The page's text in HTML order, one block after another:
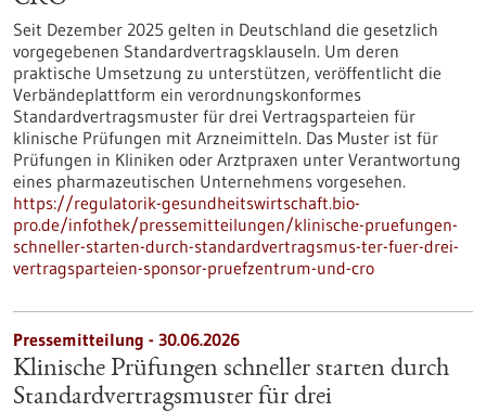
Seit Dezember 2025 gelten in Deutschland die gesetzlich
vorgegebenen Standardvertragsklauseln. Um deren
praktische Umsetzung zu unterstützen, veröffentlicht die
Verbändeplattform ein verordnungskonformes
Standardvertragsmuster für drei Vertragsparteien für
klinische Prüfungen mit Arzneimitteln. Das Muster ist für
Prüfungen in Kliniken oder Arztpraxen unter Verantwortung
eines pharmazeutischen Unternehmens vorgesehen.
https://regulatorik-gesundheitswirtschaft.bio-
pro.de/infothek/pressemitteilungen/klinische-pruefungen-
schneller-starten-durch-standardvertragsmus-ter-fuer-drei-
vertragsparteien-sponsor-pruefzentrum-und-cro
Pressemitteilung - 30.06.2026
Klinische Prüfungen schneller starten durch
Standardvertragsmuster für drei